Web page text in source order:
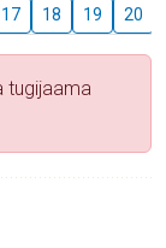
17 18 19 20
tugijaama